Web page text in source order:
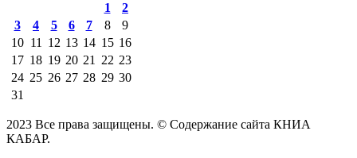
1
2
3
4 5 6 7 8
9
10 11 12 13 14 15 16
17 18 19 20 21 22 23
24 25 26 27 28 29 30
31
2023 Все права защищены. © Содержание сайта КНИА
КАБАР.